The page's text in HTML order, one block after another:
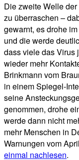
Die zweite Welle
zu überraschen –
gewarnt, es drohe
und die werde
dass viele das Virus
wieder mehr
Brinkmann vom
in einem Spiegel-
seine
genommen, drohe
werde dann nicht
mehr Menschen in
Warnungen vom
einmal nachlesen.